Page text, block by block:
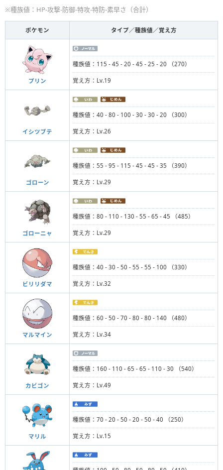
※種族値：HP-攻撃-防御-特攻-特防-素早さ（合計）
ポケモン タイプ／種族値／覚え方
プリン
種族値：115 - 45 - 20 - 45 - 25 - 20 （270）
覚え方：Lv.19
イシツブテ
種族値：40 - 80 - 100 - 30 - 30 - 20 （300）
覚え方：Lv.26
ゴローン
種族値：55 - 95 - 115 - 45 - 45 - 35 （390）
覚え方：Lv.29
ゴローニャ
種族値：80 - 110 - 130 - 55 - 65 - 45 （485）
覚え方：Lv.29
ビリリダマ
種族値：40 - 30 - 50 - 55 - 55 - 100 （330）
覚え方：Lv.32
マルマイン
種族値：60 - 50 - 70 - 80 - 80 - 140 （480）
覚え方：Lv.34
カビゴン
種族値：160 - 110 - 65 - 65 - 110 - 30 （540）
覚え方：Lv.49
マリル
種族値：70 - 20 - 50 - 20 - 50 - 40 （250）
覚え方：Lv.15